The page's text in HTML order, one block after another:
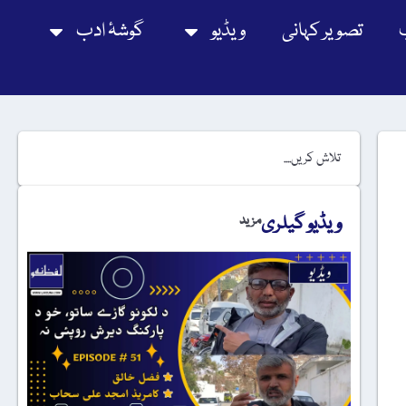
تصویر کہانی ویڈیو گوشۂ ادب
ویڈیو گیلریمزید